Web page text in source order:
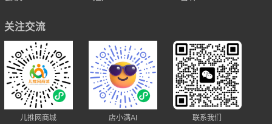
关注交流
儿推网商城 店小满AI 联系我们